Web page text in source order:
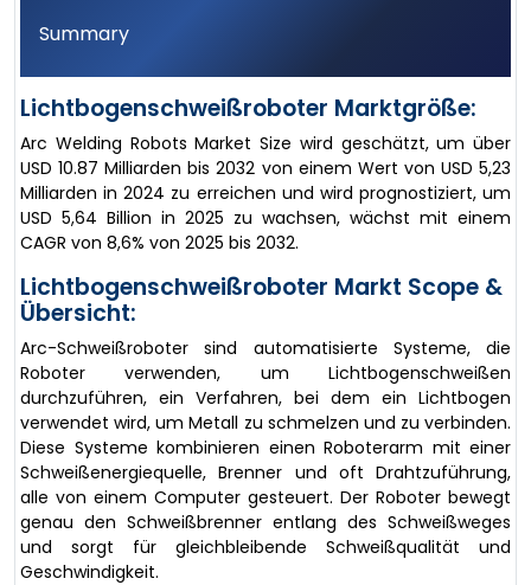
Summary
Lichtbogenschweißroboter Marktgröße:
Arc Welding Robots Market Size wird geschätzt, um über
USD 10.87 Milliarden bis 2032 von einem Wert von USD 5,23
Milliarden in 2024 zu erreichen und wird prognostiziert, um
USD 5,64 Billion in 2025 zu wachsen, wächst mit einem
CAGR von 8,6% von 2025 bis 2032.
Lichtbogenschweißroboter Markt Scope &
Übersicht:
Arc-Schweißroboter sind automatisierte Systeme, die
Roboter verwenden, um Lichtbogenschweißen
durchzuführen, ein Verfahren, bei dem ein Lichtbogen
verwendet wird, um Metall zu schmelzen und zu verbinden.
Diese Systeme kombinieren einen Roboterarm mit einer
Schweißenergiequelle, Brenner und oft Drahtzuführung,
alle von einem Computer gesteuert. Der Roboter bewegt
genau den Schweißbrenner entlang des Schweißweges
und sorgt für gleichbleibende Schweißqualität und
Geschwindigkeit.